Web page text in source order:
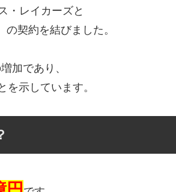
・レイカーズと
契約を結びました。
加であり、
示しています。